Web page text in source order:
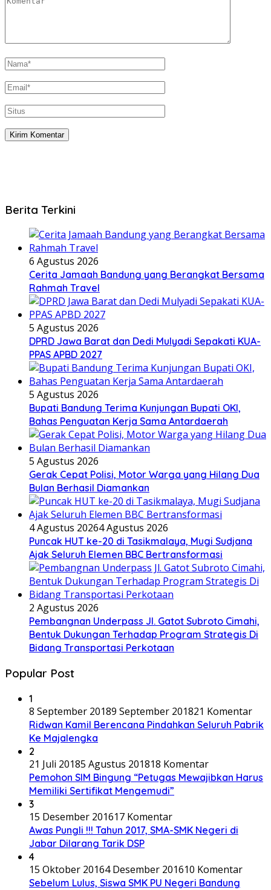
Berita Terkini
6 Agustus 2026
Cerita Jamaah Bandung yang Berangkat Bersama
Rahmah Travel
5 Agustus 2026
DPRD Jawa Barat dan Dedi Mulyadi Sepakati KUA-
PPAS APBD 2027
5 Agustus 2026
Bupati Bandung Terima Kunjungan Bupati OKI,
Bahas Penguatan Kerja Sama Antardaerah
5 Agustus 2026
Gerak Cepat Polisi, Motor Warga yang Hilang Dua
Bulan Berhasil Diamankan
4 Agustus 20264 Agustus 2026
Puncak HUT ke-20 di Tasikmalaya, Mugi Sudjana
Ajak Seluruh Elemen BBC Bertransformasi
2 Agustus 2026
Pembangnan Underpass Jl. Gatot Subroto Cimahi,
Bentuk Dukungan Terhadap Program Strategis Di
Bidang Transportasi Perkotaan
Popular Post
1
8 September 20189 September 201821 Komentar
Ridwan Kamil Berencana Pindahkan Seluruh Pabrik
Ke Majalengka
2
21 Juli 20185 Agustus 201818 Komentar
Pemohon SIM Bingung “Petugas Mewajibkan Harus
Memiliki Sertifikat Mengemudi”
3
15 Desember 201617 Komentar
Awas Pungli !!! Tahun 2017, SMA-SMK Negeri di
Jabar Dilarang Tarik DSP
4
15 Oktober 20164 Desember 201610 Komentar
Sebelum Lulus, Siswa SMK PU Negeri Bandung